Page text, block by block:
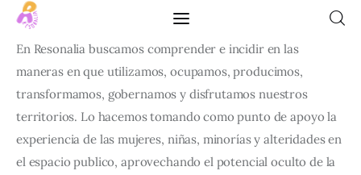
Inicio
Blog
En Resonalia buscamos comprender e incidir en las
maneras en que utilizamos, ocupamos, producimos,
transformamos, gobernamos y disfrutamos nuestros
territorios. Lo hacemos tomando como punto de apoyo la
experiencia de las mujeres, niñas, minorías y alteridades en
el espacio publico, aprovechando el potencial oculto de la